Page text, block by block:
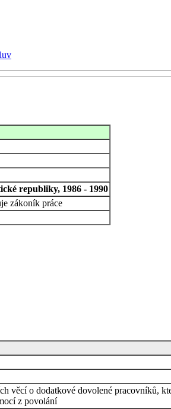
republiky, 1986 - 1990
zákoník práce
věcí o dodatkové dovolené pracovníků,
z povolání